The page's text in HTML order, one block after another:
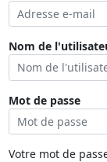
Nom de
Mot de passe
Votre mot de